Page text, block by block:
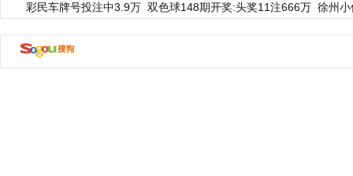
彩民车牌号投注中3.9万 双色球148期开奖:头奖11注666万 徐州